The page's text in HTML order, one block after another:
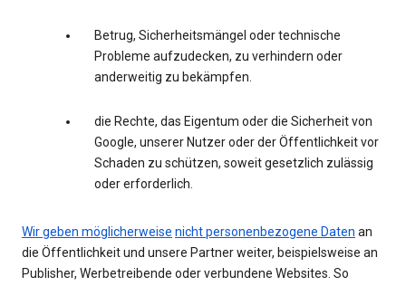
Betrug, Sicherheitsmängel oder technische
Probleme aufzudecken, zu verhindern oder
anderweitig zu bekämpfen.
die Rechte, das Eigentum oder die Sicherheit von
Google, unserer Nutzer oder der Öffentlichkeit vor
Schaden zu schützen, soweit gesetzlich zulässig
oder erforderlich.
Wir geben möglicherweise nicht personenbezogene Daten an
die Öffentlichkeit und unsere Partner weiter, beispielsweise an
Publisher, Werbetreibende oder verbundene Websites. So